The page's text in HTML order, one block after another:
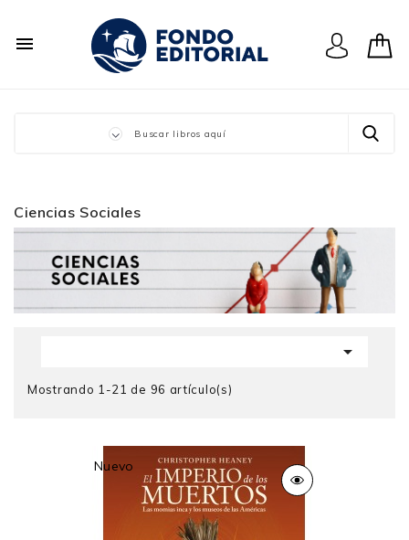

Ciencias Sociales

Mostrando 1-21 de 96 artículo(s)
Nuevo